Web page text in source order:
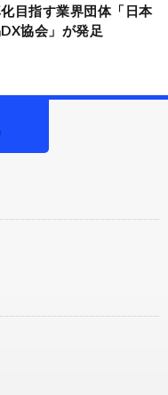
目指す業界団体「日本
協会」が発足